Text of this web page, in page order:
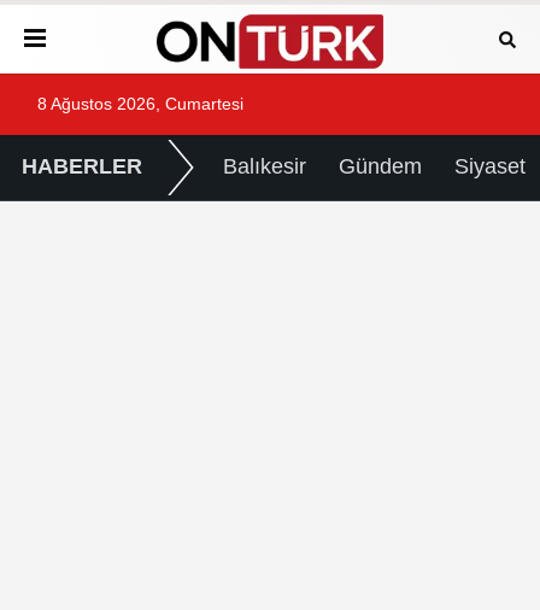
8 Ağustos 2026, Cumartesi
HABERLER Balıkesir Gündem Siyaset